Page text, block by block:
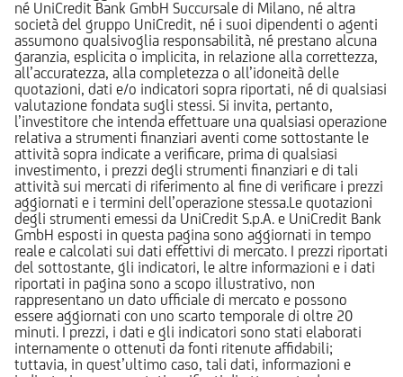
né UniCredit Bank GmbH Succursale di Milano, né altra
società del gruppo UniCredit, né i suoi dipendenti o agenti
assumono qualsivoglia responsabilità, né prestano alcuna
garanzia, esplicita o implicita, in relazione alla correttezza,
all’accuratezza, alla completezza o all’idoneità delle
quotazioni, dati e/o indicatori sopra riportati, né di qualsiasi
valutazione fondata sugli stessi. Si invita, pertanto,
l’investitore che intenda effettuare una qualsiasi operazione
relativa a strumenti finanziari aventi come sottostante le
attività sopra indicate a verificare, prima di qualsiasi
investimento, i prezzi degli strumenti finanziari e di tali
attività sui mercati di riferimento al fine di verificare i prezzi
aggiornati e i termini dell’operazione stessa.Le quotazioni
degli strumenti emessi da UniCredit S.p.A. e UniCredit Bank
GmbH esposti in questa pagina sono aggiornati in tempo
reale e calcolati sui dati effettivi di mercato. I prezzi riportati
del sottostante, gli indicatori, le altre informazioni e i dati
riportati in pagina sono a scopo illustrativo, non
rappresentano un dato ufficiale di mercato e possono
essere aggiornati con uno scarto temporale di oltre 20
minuti. I prezzi, i dati e gli indicatori sono stati elaborati
internamente o ottenuti da fonti ritenute affidabili;
tuttavia, in quest’ultimo caso, tali dati, informazioni e